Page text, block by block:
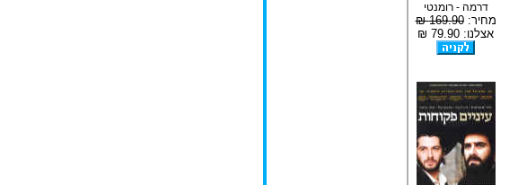
דרמה - רומנטי
מחיר:169.90 ₪
אצלנו: 79.90 ₪